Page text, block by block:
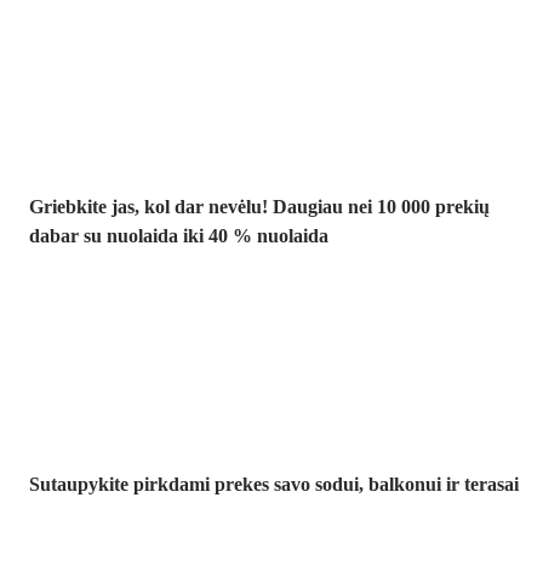
Griebkite jas, kol dar nevėlu! Daugiau nei 10 000 prekių
dabar su nuolaida iki 40 % nuolaida
Sutaupykite pirkdami prekes savo sodui, balkonui ir terasai